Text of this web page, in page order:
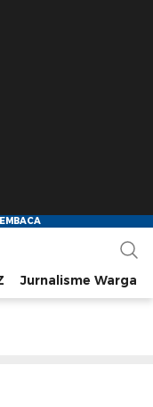
Jurnalisme Warga